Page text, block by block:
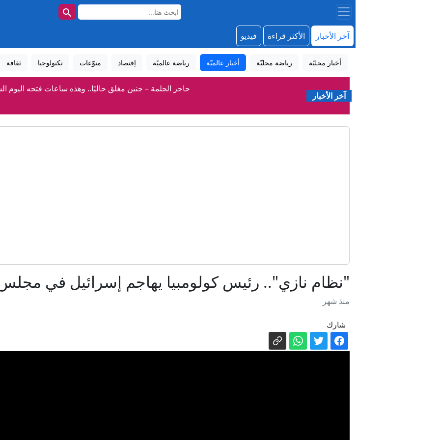
آخر الأخبار الأكثر قراءة فيديو
أخبار محليّة رياضة محليّة أخبار عالميّة رياضة عالميّة إقتصاد منوّعات تكنولوجيا ثقافة
آخر الأخبار
حاجز الجلمة – جنين مغلق حاليًا.. وهذه ساعات فتحه اليوم
إيران مباشر.. توقعات باتفاق قريب بشأن هرمز وطهران تتعهد بالدفاع
رئيس الأركان الأميركي يبحث عن مخرج من الحرب ضد
الباحثة الفحماوية د. نائلة تلس محاجنة تشارك كباحثة زائرة في تجربة بحثية
إصابة شاب بجراح خطيرة جراء جريمة إطلاق نار خطير في عين السهلة..
"نظام نازي".. رئيس كولومبيا يهاجم إسرائيل في
منذ شهر
شارك